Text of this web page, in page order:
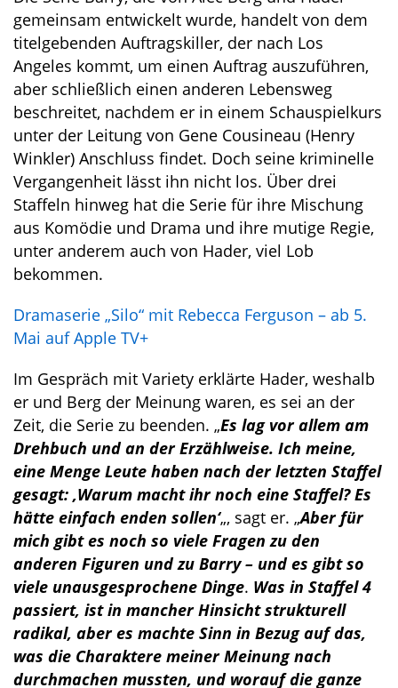
gemeinsam entwickelt wurde, handelt von dem
titelgebenden Auftragskiller, der nach Los
Angeles kommt, um einen Auftrag auszuführen,
aber schließlich einen anderen Lebensweg
beschreitet, nachdem er in einem Schauspielkurs
unter der Leitung von Gene Cousineau (Henry
Winkler) Anschluss findet. Doch seine kriminelle
Vergangenheit lässt ihn nicht los. Über drei
Staffeln hinweg hat die Serie für ihre Mischung
aus Komödie und Drama und ihre mutige Regie,
unter anderem auch von Hader, viel Lob
bekommen.
Dramaserie „Silo“ mit Rebecca Ferguson – ab 5.
Mai auf Apple TV+
Im Gespräch mit Variety erklärte Hader, weshalb
er und Berg der Meinung waren, es sei an der
Zeit, die Serie zu beenden. „Es lag vor allem am
Drehbuch und an der Erzählweise. Ich meine,
eine Menge Leute haben nach der letzten Staffel
gesagt: ‚Warum macht ihr noch eine Staffel? Es
hätte einfach enden sollen‘„, sagt er. „Aber für
mich gibt es noch so viele Fragen zu den
anderen Figuren und zu Barry – und es gibt so
viele unausgesprochene Dinge. Was in Staffel 4
passiert, ist in mancher Hinsicht strukturell
radikal, aber es machte Sinn in Bezug auf das,
was die Charaktere meiner Meinung nach
durchmachen mussten, und worauf die ganze